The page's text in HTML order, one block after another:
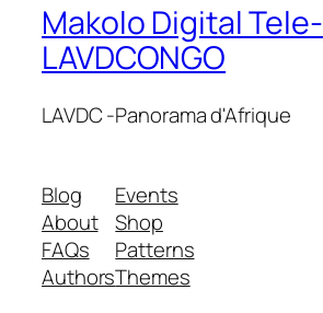
Makolo Digital Tele-
LAVDCONGO
LAVDC -Panorama d'Afrique
Blog
About
FAQs
Authors
Events
Shop
Patterns
Themes